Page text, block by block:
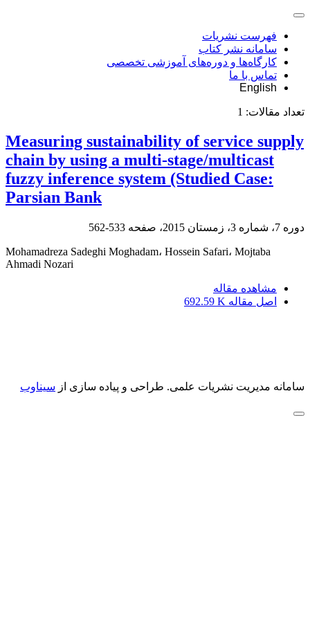
فهرست نشریات
سامانه نشر کتاب
کارگاه‌ها و دوره‌های آموزشی تخصصی
تماس با ما
English
تعداد مقالات: 1
Measuring sustainability of service supply
chain by using a multi-stage/multicast
fuzzy inference system (Studied Case:
Parsian Bank
دوره 7، شماره 3، زمستان 2015، صفحه 533-562
Mohamadreza Sadeghi Moghadam، Hossein Safari، Mojtaba
Ahmadi Nozari
مشاهده مقاله
اصل مقاله 692.59 K
سامانه مدیریت نشریات علمی. طراحی و پیاده سازی از سیناوب